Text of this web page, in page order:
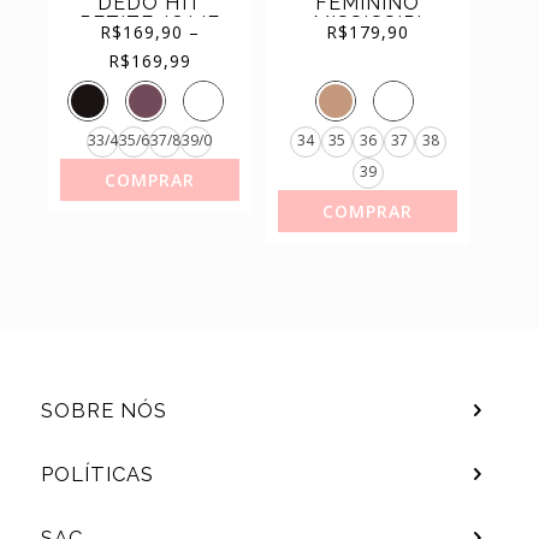
PETITE JOLIE
ORIGINAL REF.
PJ6515
R$169,90 –
R$169,99
33/435/637/839/0
COMPRAR
MISSISSIPI
CASUAL
R$179,90
34 35 36 37
38
39
COMPRAR
SAPATILHAS
TÊNIS
SOBRE NÓS
POLÍTICAS